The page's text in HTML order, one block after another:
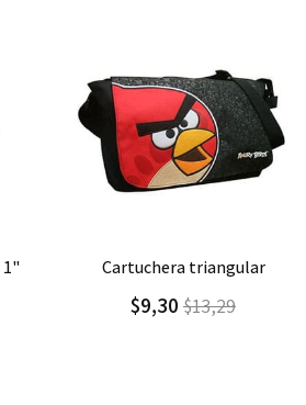
1" Agregar Detalle
cartuchera triangular
$9,30 $13,29